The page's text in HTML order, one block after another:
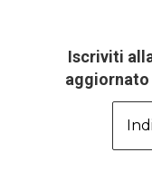
Iscriviti